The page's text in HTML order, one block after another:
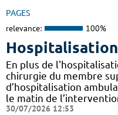
PAGES
relevance: 100%
Hospitalisation
En plus de
chirurgie du membre
d’hospitalisation
le matin de
30/07/2026 12:53